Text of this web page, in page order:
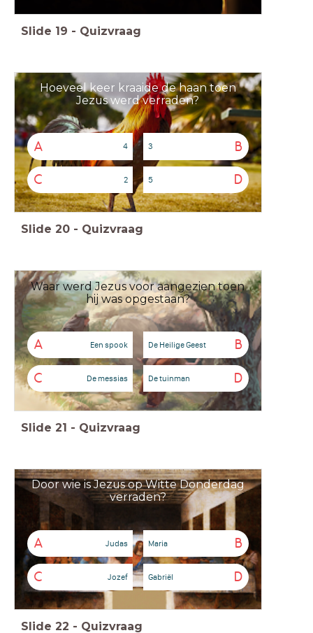
Slide 19 - Quizvraag
Hoeveel keer kraaide de haan toen
Jezus werd verraden?
A 4 B
3
C 2 D
5
Slide 20 - Quizvraag
Waar werd Jezus voor aangezien toen
hij was opgestaan?
A Een spook B
De Heilige Geest
C De messias D
De tuinman
Slide 21 - Quizvraag
Door wie is Jezus op Witte Donderdag
verraden?
A Judas B
Maria
C Jozef D
Gabriël
Slide 22 - Quizvraag